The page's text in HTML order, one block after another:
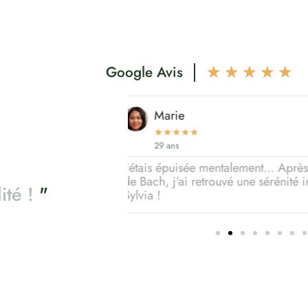
ité ! "
Google Avis ★ ★ ★ ★ ★
un soin aux Fleurs
Thomas
★★★★
56 ans
Mes douleurs articulaires étaient
huiles essentielles
changé !